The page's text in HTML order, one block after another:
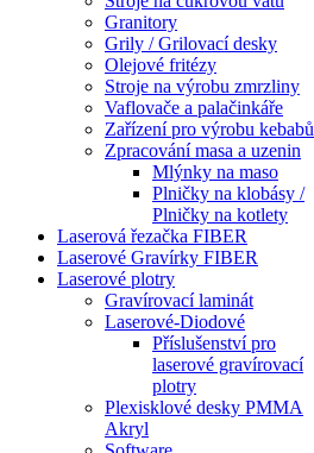
Granitory
Grily / Grilovací desky
Olejové fritézy
Stroje na výrobu zmrzliny
Vaflovače a palačinkáře
Zařízení pro výrobu kebabů
Zpracování masa a uzenin
Mlýnky na maso
Plničky na klobásy /
Plničky na kotlety
Laserová řezačka FIBER
Laserové Gravírky FIBER
Laserové plotry
Gravírovací laminát
Laserové-Diodové
Příslušenství pro
laserové gravírovací
plotry
Plexisklové desky PMMA
Akryl